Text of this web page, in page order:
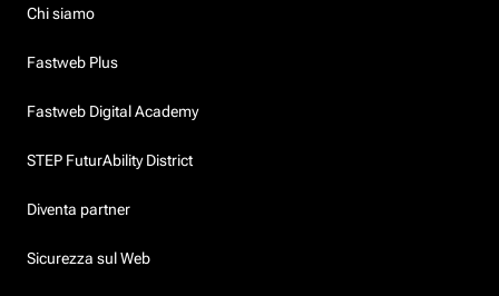
Chi siamo
Fastweb Plus
Fastweb Digital Academy
STEP FuturAbility District
Diventa partner
Sicurezza sul Web